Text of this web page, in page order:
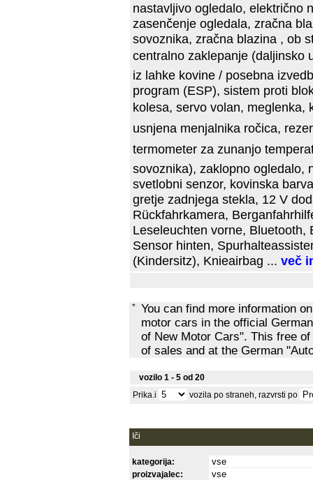
nastavljivo ogledalo, električno
zasenčenje ogledala, zračna
sovoznika, zračna blazina , ob
centralno zaklepanje (daljinsko
iz lahke kovine / posebna
program (ESP), sistem proti
kolesa, servo volan, meglenka,
usnjena menjalnika ročica,
termometer za zunanjo
sovoznika), zaklopno ogledalo,
svetlobni senzor, kovinska
gretje zadnjega stekla, 12 V
Rückfahrkamera,
Leseleuchten vorne, Bluetooth,
Sensor hinten,
(Kindersitz), Knieairbag ... več
* You can find more information
motor cars in the official
of New Motor Cars". This free
of sales and at the German
vozilo 1 - 5 od 20
Prika.i
vozila po straneh, razvrsti po
Iči
kategorija:
proizvajalec: